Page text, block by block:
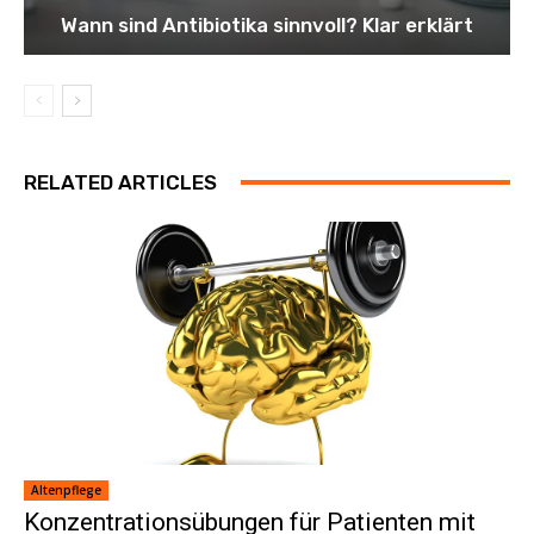
Wann sind Antibiotika sinnvoll? Klar erklärt
RELATED ARTICLES
Altenpflege
Konzentrationsübungen für Patienten mit